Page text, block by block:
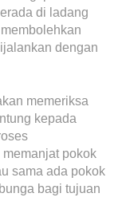
di ladang
dengan
memeriksa
kepada
pokok
sama ada pokok
bagi tujuan